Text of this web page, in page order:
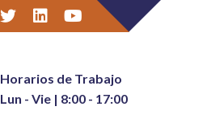
Horarios de Trabajo
Lun - Vie | 8:00 - 17:00